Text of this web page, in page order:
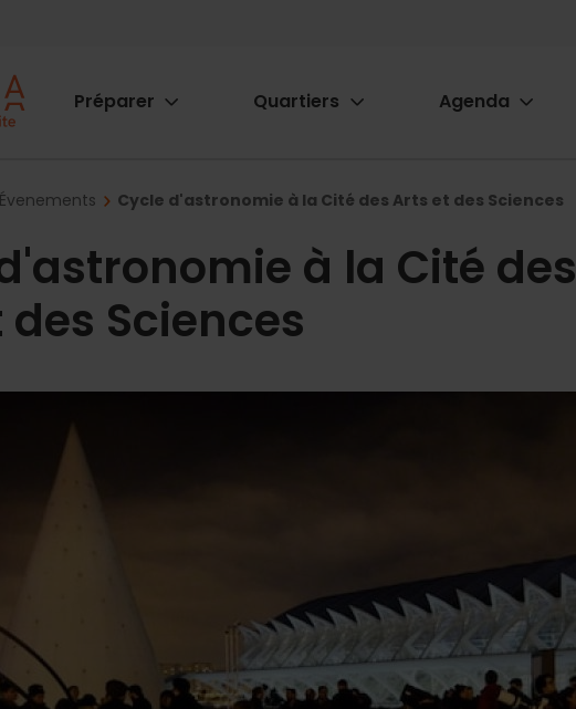
Main
Préparer Quartiers Agenda
Cycle d'astronomie à la Cité des Arts et des Sciences
à la Cité des
Sciences